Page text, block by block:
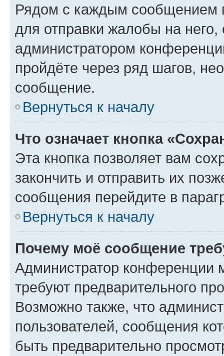
Рядом с каждым сообщением
для отправки жалобы на
администратором
пройдёте через ряд шагов,
сообщение.
Вернуться к началу
Что означает кнопка
Эта кнопка позволяет вам
закончить и отправить их
сообщения перейдите в
Вернуться к началу
Почему моё сообщение
Администратор конференции
требуют предварительного
Возможно также, что
пользователей, сообщения
быть предварительно